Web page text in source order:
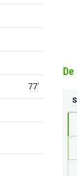
77'
De